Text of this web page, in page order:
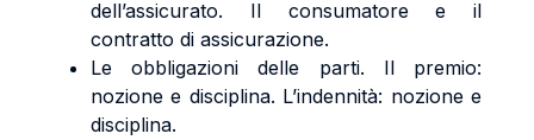
dell’assicurato. Il consumatore e il
contratto di assicurazione.
Le obbligazioni delle parti. Il premio:
nozione e disciplina. L’indennità: nozione e
disciplina.